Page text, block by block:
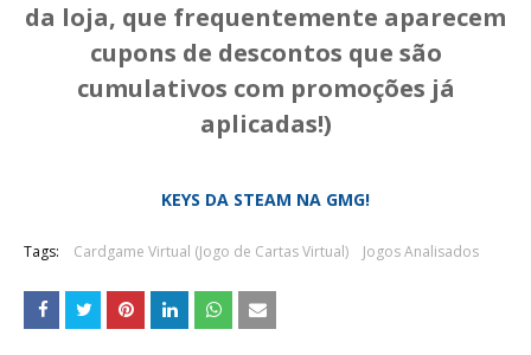
da loja, que frequentemente aparecem
cupons de descontos que são
cumulativos com promoções já
aplicadas!)
KEYS DA STEAM NA GMG!
Tags: Cardgame Virtual (Jogo de Cartas Virtual) Jogos Analisados